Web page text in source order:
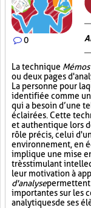
0
La technique
ou deux pages
La personne pour
identifiée comme
qui a besoin d’une
éclairées. Cette
et authentique lors
rôle précis, celui
environnement, en
implique une mise
très stimulant
leur motivation à
d'analysepermettent
importantes sur les
analytiques de ses